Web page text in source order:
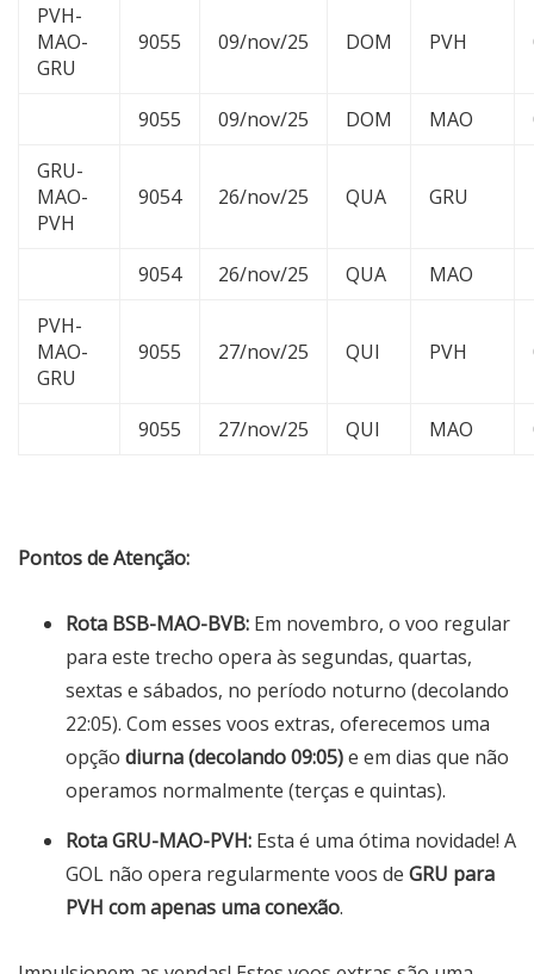
PVH-
MAO-
GRU
9055 09/nov/25 DOM PVH
9055 09/nov/25 DOM MAO
GRU-
MAO-
PVH
9054 26/nov/25 QUA GRU
9054 26/nov/25 QUA MAO
PVH-
MAO-
GRU
9055 27/nov/25 QUI PVH
9055 27/nov/25 QUI MAO
Pontos de Atenção:
Rota BSB-MAO-BVB: Em novembro, o voo regular
para este trecho opera às segundas, quartas,
sextas e sábados, no período noturno (decolando
22:05). Com esses voos extras, oferecemos uma
opção diurna (decolando 09:05)e em dias que não
operamos normalmente (terças e quintas).
Rota GRU-MAO-PVH: Esta é uma ótima novidade! A
GOL não opera regularmente voos de GRU para
PVH com apenas uma conexão.